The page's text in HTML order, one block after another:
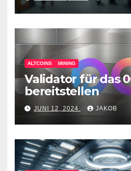
ALTCOINS MINING
Validator für das
bereitstellen
JUNI 12, 2024 JAKOB